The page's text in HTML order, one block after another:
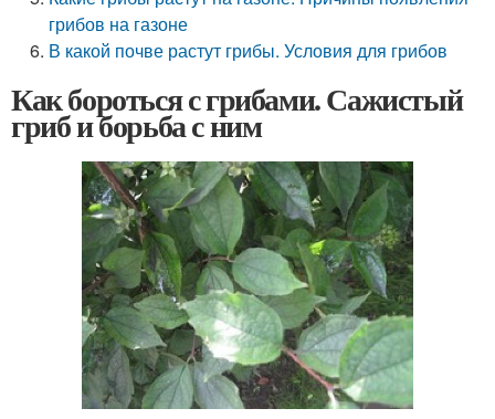
грибов на газоне
В какой почве растут грибы. Условия для грибов
Как бороться с грибами. Сажистый
гриб и борьба с ним